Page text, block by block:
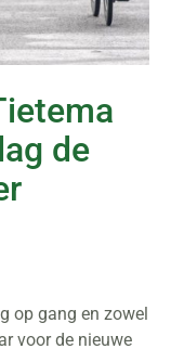
de
op gang en zowel
voor de nieuwe